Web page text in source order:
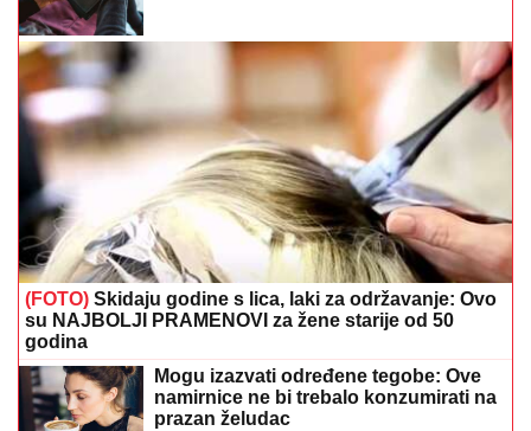
(FOTO) Skidaju godine s lica, laki za održavanje: Ovo
su NAJBOLJI PRAMENOVI za žene starije od 50
godina
Mogu izazvati određene tegobe: Ove
namirnice ne bi trebalo konzumirati na
prazan želudac